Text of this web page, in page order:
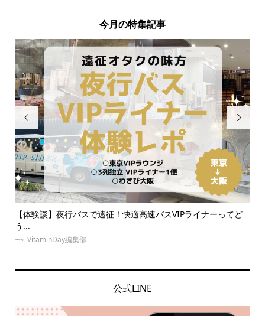
今月の特集記事

【体験談】夜行バスで遠征！快適高速バスVIPライナーってど
う...
VitaminDay編集部

公式LINE